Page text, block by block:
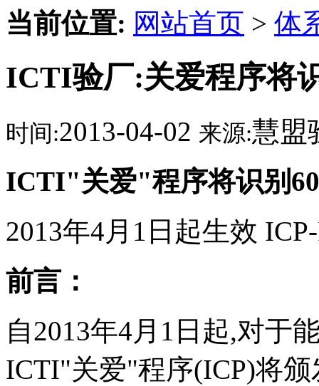
当前位置: 网站首页 > 体
ICTI验厂:关爱程序将
时间:2013-04-02 来源:慧盟
ICTI"关爱"程序将识别
2013年4月1日起生效
前言：
自2013年4月1日起,对于
ICTI"关爱"程序(ICP)将颁